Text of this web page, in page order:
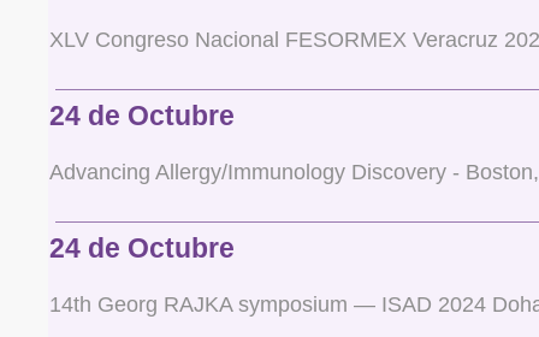
XLV Congreso Nacional FESORMEX Veracruz
24 de Octubre
Advancing Allergy/Immunology Discovery -
24 de Octubre
14th Georg RAJKA symposium — ISAD 2024